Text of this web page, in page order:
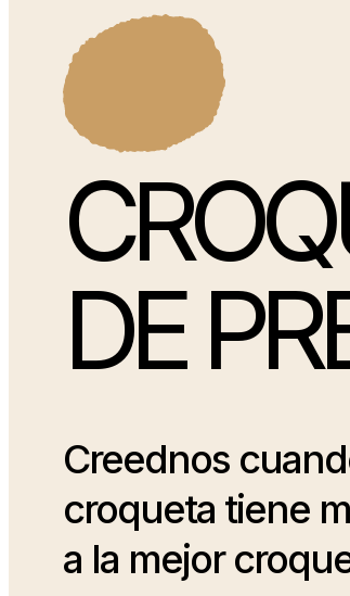
DE
Creednos
croqueta tiene
a la mejor